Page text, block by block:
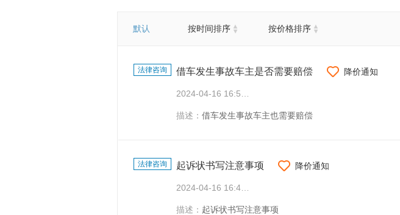
默认 按时间排序 按价格排序
法律咨询 借车发生事故车主是否需要赔偿 降价通知
描述： 借车发生事故车主也需要赔偿
法律咨询 起诉状书写注意事项 降价通知
描述： 起诉状书写注意事项